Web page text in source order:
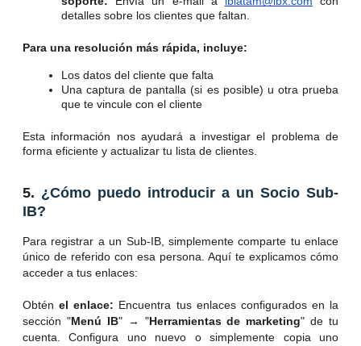
detalles sobre los clientes que faltan.
Para una resolución más rápida, incluye:
Los datos del cliente que falta
Una captura de pantalla (si es posible) u otra prueba
que te vincule con el cliente
Esta información nos ayudará a investigar el problema de
forma eficiente y actualizar tu lista de clientes.
5. ¿Cómo puedo introducir a un Socio Sub-
IB?
Para registrar a un Sub-IB, simplemente comparte tu enlace
único de referido con esa persona. Aquí te explicamos cómo
acceder a tus enlaces:
Obtén el enlace: Encuentra tus enlaces configurados en la
sección "Menú IB" → "Herramientas de marketing" de tu
cuenta. Configura uno nuevo o simplemente copia uno